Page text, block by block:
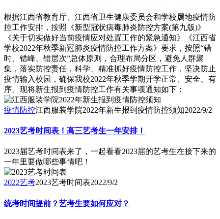
根据江西省教育厅、江西省卫生健康委员会和学校属地疫情防
控工作安排，按照《新型冠状病毒肺炎防控方案(第九版)》
《关于切实做好当前疫情应对处置工作的紧急通知》《江西省
学校2022年秋季新冠肺炎疫情防控工作方案》要求，按照“错
时、错峰、错层次”总体原则，合理布局分区，避免人群聚
集，落实防控责任，科学、精准抓好疫情防控工作，坚决防止
疫情输入校园，确保我校2022年秋季学期开学正常、安全、有
序。现将新生报到疫情防控工作有关事项通知如下：
疫情防控江西服装学院2022年新生报到疫情防控须知2022/9/2
2023艺考时间表！高三艺考生一年安排！
2023届艺考时间表来了，一起看看2023届的艺考生在接下来的
一年里要做哪些事情吧！
2022艺考2023艺考时间表2022/9/2
统考时间提前？艺考生要如何应对？